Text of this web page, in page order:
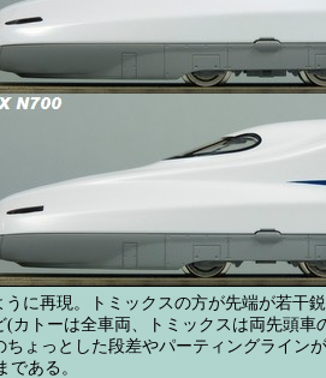
に再現。トミックスの方が先端が若干
カトーは全車両、トミックスは両先頭車
ょっとした段差やパーティングライン
ある。